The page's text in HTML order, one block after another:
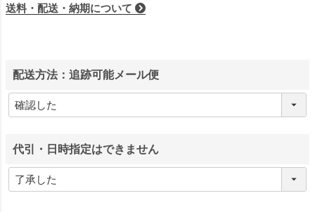
送料・配送・納期について
配送方法：追跡可能メール便
代引・日時指定はできません